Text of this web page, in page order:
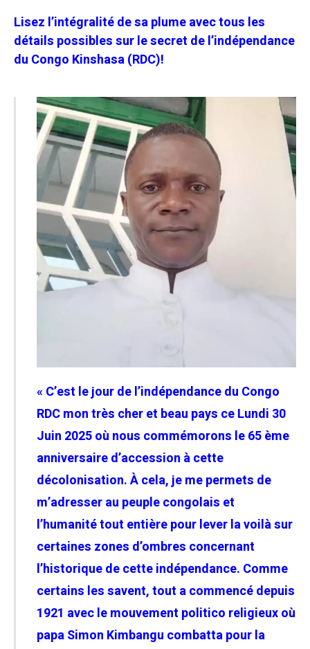
Lisez l’intégralité de sa plume avec tous les
détails possibles sur le secret de l’indépendance
du Congo Kinshasa (RDC)!
« C’est le jour de l’indépendance du Congo
RDC mon très cher et beau pays ce Lundi 30
Juin 2025 où nous commémorons le 65 ème
anniversaire d’accession à cette
décolonisation. À cela, je me permets de
m’adresser au peuple congolais et
l’humanité tout entière pour lever la voilà sur
certaines zones d’ombres concernant
l’historique de cette indépendance. Comme
certains les savent, tout a commencé depuis
1921 avec le mouvement politico religieux où
papa Simon Kimbangu combatta pour la